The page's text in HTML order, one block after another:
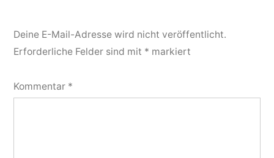
Deine E-Mail-Adresse wird nicht veröffentlicht.
Erforderliche Felder sind mit * markiert
Kommentar *